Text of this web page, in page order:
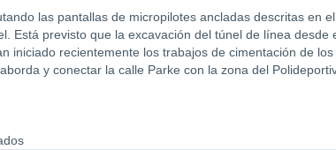
las pantallas de micropilotes ancladas descritas en
Está previsto que la excavación del túnel de línea desde
iniciado recientemente los trabajos de cimentación de
y conectar la calle Parke con la zona del